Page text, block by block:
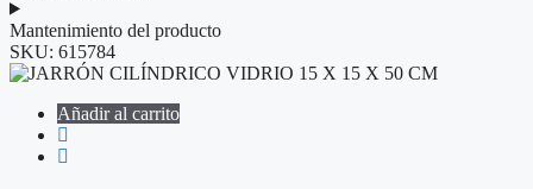
Mantenimiento del producto
SKU: 615784
Añadir al carrito